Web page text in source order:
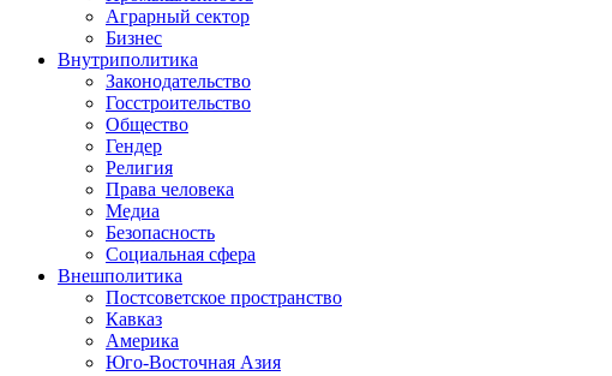
Аграрный сектор
Бизнес
Внутриполитика
Законодательство
Госстроительство
Общество
Гендер
Религия
Права человека
Медиа
Безопасность
Социальная сфера
Внешполитика
Постсоветское пространство
Кавказ
Америка
Юго-Восточная Азия